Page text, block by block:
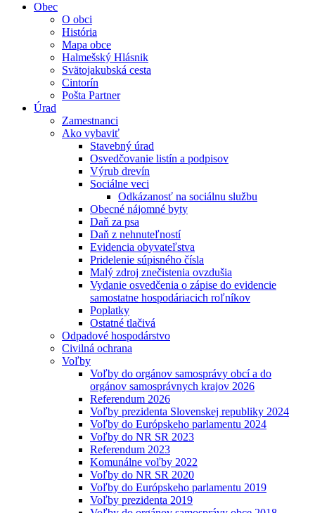
Obec
O obci
História
Mapa obce
Halmešský Hlásnik
Svätojakubská cesta
Cintorín
Pošta Partner
Úrad
Zamestnanci
Ako vybaviť
Stavebný úrad
Osvedčovanie listín a podpisov
Výrub drevín
Sociálne veci
Odkázanosť na sociálnu službu
Obecné nájomné byty
Daň za psa
Daň z nehnuteľností
Evidencia obyvateľstva
Pridelenie súpisného čísla
Malý zdroj znečistenia ovzdušia
Vydanie osvedčenia o zápise do evidencie
samostatne hospodáriacich roľníkov
Poplatky
Ostatné tlačivá
Odpadové hospodárstvo
Civilná ochrana
Voľby
Voľby do orgánov samosprávy obcí a do
orgánov samosprávnych krajov 2026
Referendum 2026
Voľby prezidenta Slovenskej republiky 2024
Voľby do Európskeho parlamentu 2024
Voľby do NR SR 2023
Referendum 2023
Komunálne voľby 2022
Voľby do NR SR 2020
Voľby do Európskeho parlamentu 2019
Voľby prezidenta 2019